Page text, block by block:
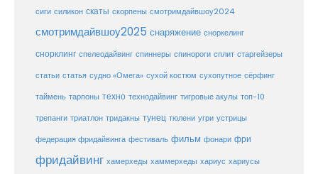
сиги силикон скаты скорпены смотримдайвшоу2024
смотримдайвшоу2025 снаряжение сноркелинг
снорклинг спелеодайвинг спиннеры спинороги сплит старгейзеры
статьи статья судно «Омега» сухой костюм сухопутное сёрфинг
таймень тарпоны техно технодайвинг тигровые акулы топ-10
трепанги триатлон тридакны тунец тюлени угри устрицы
федерация фридайвинга фестиваль фильм фонари фри
фридайвинг хамерхеды хаммерхеды хариус хариусы